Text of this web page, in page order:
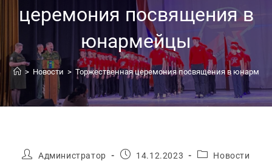
церемония посвящения в
юнармейцы
> Новости > Торжественная церемония посвящения в
Администратор 14.12.2023 Новости